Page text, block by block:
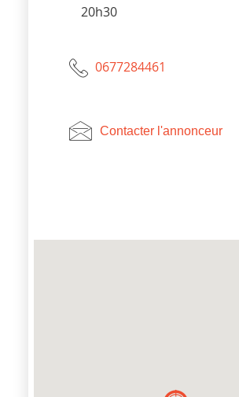
20h30
0677284461
Contacter l'annonceur